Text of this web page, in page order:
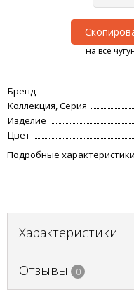
на все
Бренд
Коллекция, Серия
Изделие
Цвет
Подробные характеристики
Характеристики
Отзывы 0